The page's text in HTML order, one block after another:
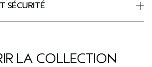
SÉCURITÉ
LA COLLECTION